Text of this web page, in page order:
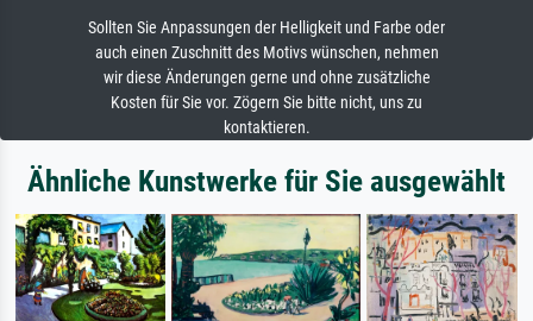
Sollten Sie Anpassungen der Helligkeit und Farbe oder
auch einen Zuschnitt des Motivs wünschen, nehmen
wir diese Änderungen gerne und ohne zusätzliche
Kosten für Sie vor. Zögern Sie bitte nicht, uns zu
kontaktieren.
Ähnliche Kunstwerke für Sie ausgewählt